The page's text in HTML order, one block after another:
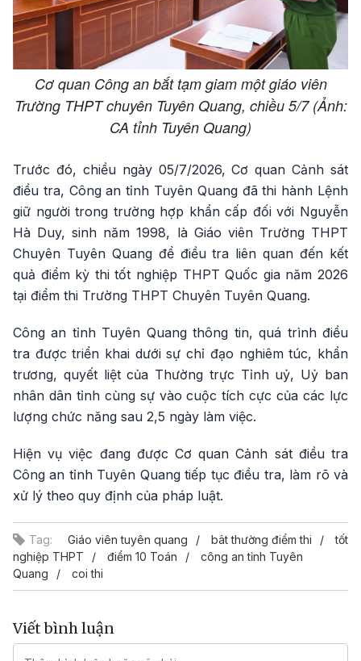
Cơ quan Công an bắt tạm giam một giáo viên
Trường THPT chuyên Tuyên Quang, chiều 5/7 (Ảnh:
CA tỉnh Tuyên Quang)
Trước đó, chiều ngày 05/7/2026, Cơ quan Cảnh sát
điều tra, Công an tỉnh Tuyên Quang đã thi hành Lệnh
giữ người trong trường hợp khẩn cấp đối với Nguyễn
Hà Duy, sinh năm 1998, là Giáo viên Trường THPT
Chuyên Tuyên Quang để điều tra liên quan đến kết
quả điểm kỳ thi tốt nghiệp THPT Quốc gia năm 2026
tại điểm thi Trường THPT Chuyên Tuyên Quang.
Công an tỉnh Tuyên Quang thông tin, quá trình điều
tra được triển khai dưới sự chỉ đạo nghiêm túc, khẩn
trương, quyết liệt của Thường trực Tỉnh uỷ, Uỷ ban
nhân dân tỉnh cùng sự vào cuộc tích cực của các lực
lượng chức năng sau 2,5 ngày làm việc.
Hiện vụ việc đang được Cơ quan Cảnh sát điều tra
Công an tỉnh Tuyên Quang tiếp tục điều tra, làm rõ và
xử lý theo quy định của pháp luật.
Tag: Giáo viên tuyên quang bât thường điểm thi
tốt
nghiệp THPT
điểm 10 Toán
công an tỉnh Tuyên
Quang
coi thi
Viết bình luận